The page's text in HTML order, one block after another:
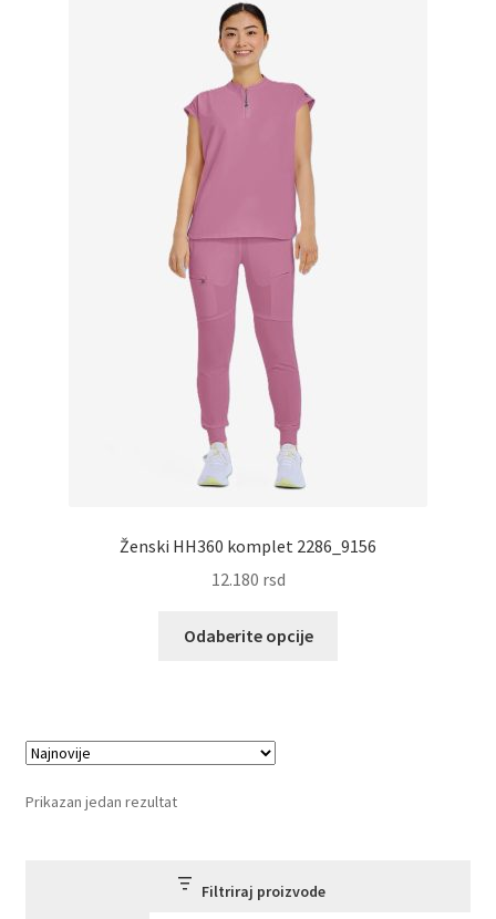
Ženski HH360 komplet 2286_9156
12.180 rsd
Odaberite opcije
Prikazan jedan rezultat
Filtriraj proizvode